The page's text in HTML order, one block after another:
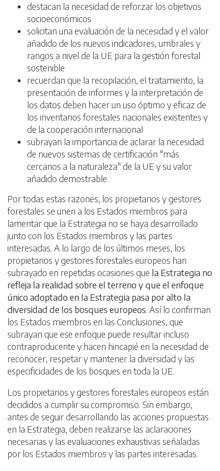
destacan la necesidad de reforzar los objetivos
socioeconómicos
solicitan una evaluación de la necesidad y el valor
añadido de los nuevos indicadores, umbrales y
rangos a nivel de la UE para la gestión forestal
sostenible
recuerdan que la recopilación, el tratamiento, la
presentación de informes y la interpretación de
los datos deben hacer un uso óptimo y eficaz de
los inventarios forestales nacionales existentes y
de la cooperación internacional
subrayan la importancia de aclarar la necesidad
de nuevos sistemas de certificación "más
cercanos a la naturaleza" de la UE y su valor
añadido demostrable.
Por todas estas razones, los propietarios y gestores
forestales se unen a los Estados miembros para
lamentar que la Estrategia no se haya desarrollado
junto con los Estados miembros y las partes
interesadas. A lo largo de los últimos meses, los
propietarios y gestores forestales europeos han
subrayado en repetidas ocasiones que la Estrategia no
refleja la realidad sobre el terreno y que el enfoque
único adoptado en la Estrategia pasa por alto la
diversidad de los bosques europeos. Así lo confirman
los Estados miembros en las Conclusiones, que
subrayan que ese enfoque puede resultar incluso
contraproducente y hacen hincapié en la necesidad de
reconocer, respetar y mantener la diversidad y las
especificidades de los bosques en toda la UE.
Los propietarios y gestores forestales europeos están
decididos a cumplir su compromiso. Sin embargo,
antes de seguir desarrollando las acciones propuestas
en la Estrategia, deben realizarse las aclaraciones
necesarias y las evaluaciones exhaustivas señaladas
por los Estados miembros y las partes interesadas.